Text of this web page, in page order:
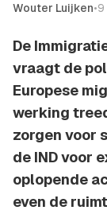
Wouter Luijken•9
De
vraagt de
Europese
werking
zorgen voor
de IND voor
oplopende
even de